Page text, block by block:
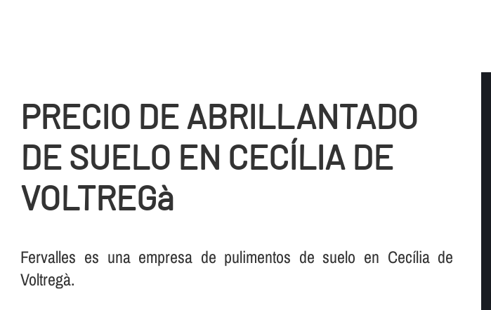
PRECIO DE ABRILLANTADO
DE SUELO EN CECÍLIA DE
VOLTREGà
Fervalles es una empresa de pulimentos de suelo en Cecília de
Voltregà.